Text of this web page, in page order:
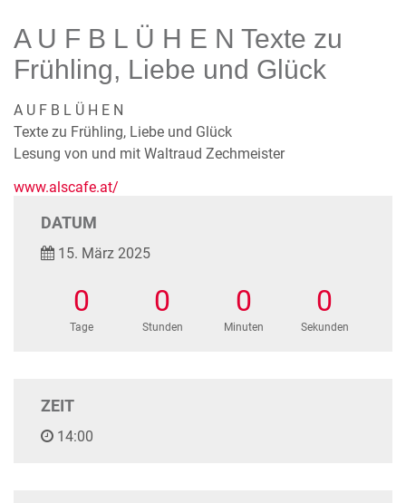
A U F B L Ü H E N Texte zu
Frühling, Liebe und Glück
A U F B L Ü H E N
Texte zu Frühling, Liebe und Glück
Lesung von und mit Waltraud Zechmeister
www.alscafe.at/
DATUM
15. März 2025
0
Tage
0
Stunden
0
Minuten
0
Sekunden
ZEIT
14:00